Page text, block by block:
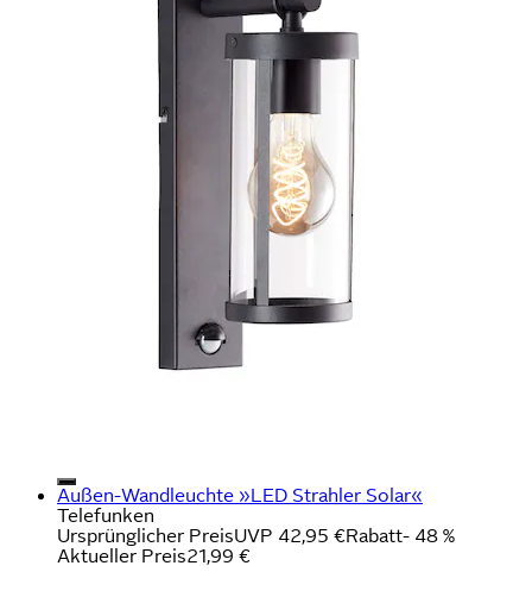
Außen-Wandleuchte »LED Strahler Solar«
Telefunken
Ursprünglicher PreisUVP 42,95 €Rabatt- 48 %
Aktueller Preis21,99 €